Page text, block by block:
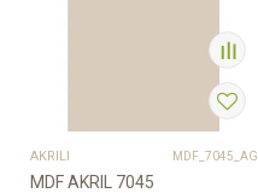
AKRILI MDF_7045_AG
MDF AKRIL 7045